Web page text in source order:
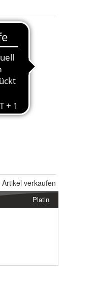
Artikel verkaufen
Platin